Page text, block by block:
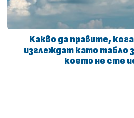
Какво да правите,
изглеждат като табло
което не сте